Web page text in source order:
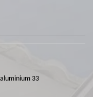
33